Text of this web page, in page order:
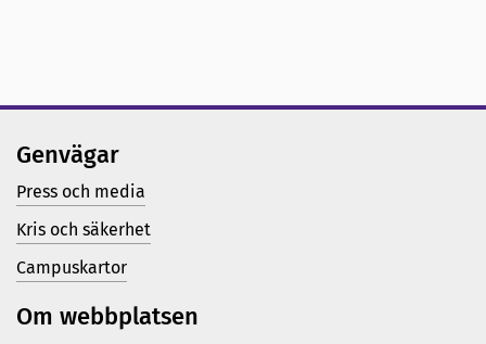
Genvägar
Press och media
Kris och säkerhet
Campuskartor
Om webbplatsen